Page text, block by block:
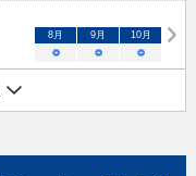
8月 9月 10月
○ ○ ○